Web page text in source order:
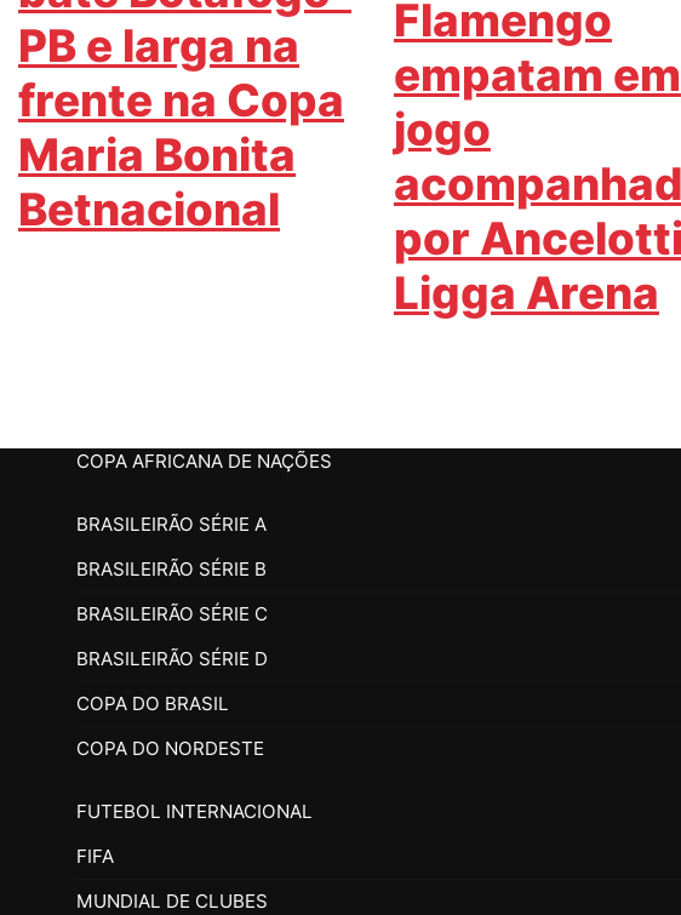
PB e larga na
frente na Copa
Maria Bonita
Betnacional
Flamengo
empatam em
jogo
por
Ligga Arena
COPA AFRICANA DE NAÇÕES
BRASILEIRÃO SÉRIE A
BRASILEIRÃO SÉRIE B
BRASILEIRÃO SÉRIE C
BRASILEIRÃO SÉRIE D
COPA DO BRASIL
COPA DO NORDESTE
FUTEBOL INTERNACIONAL
FIFA
MUNDIAL DE CLUBES